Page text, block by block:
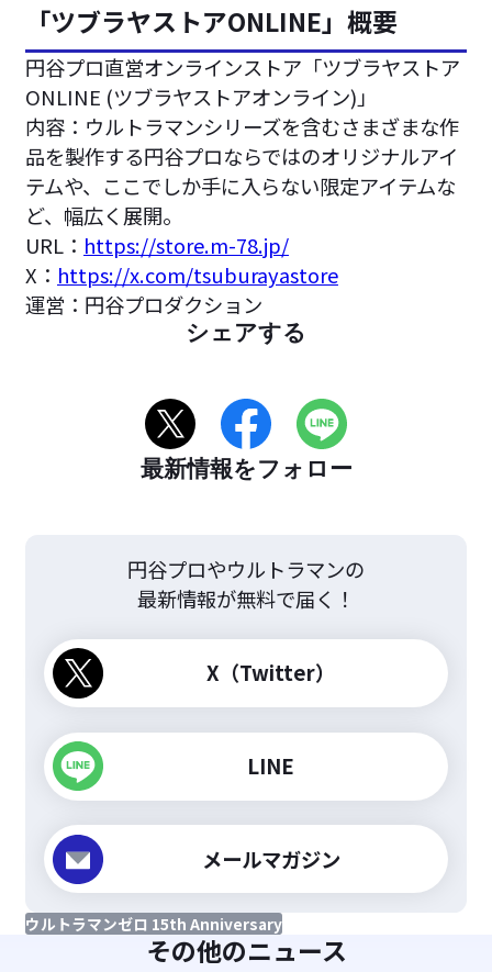
「ツブラヤストアONLINE」概要
円谷プロ直営オンラインストア「ツブラヤストア
ONLINE (ツブラヤストアオンライン)」
内容：ウルトラマンシリーズを含むさまざまな作
品を製作する円谷プロならではのオリジナルアイ
テムや、ここでしか手に入らない限定アイテムな
ど、幅広く展開。
URL： https://store.m-78.jp/
X： https://x.com/tsuburayastore
運営：円谷プロダクション
シェアする
最新情報をフォロー
円谷プロやウルトラマンの
最新情報が無料で届く！
X（Twitter）
LINE
メールマガジン
ウルトラマンゼロ 15th Anniversary
その他のニュース